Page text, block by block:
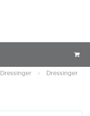
Dressinger Dressinger